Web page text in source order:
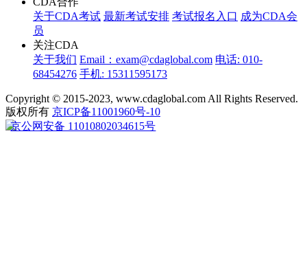
关于CDA考试 最新考试安排 考试报名入口 成为CDA会
员
关注CDA
关于我们 Email：exam@cdaglobal.com 电话: 010-
68454276 手机: 15311595173
Copyright © 2015-2023, www.cdaglobal.com All Rights Reserved.
版权所有 京ICP备11001960号-10
京公网安备 11010802034615号